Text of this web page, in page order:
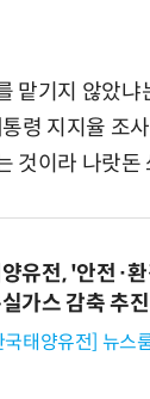
맡기지 않았
령 지지율 조
것이라 나랏
유전, '안전·
가스 감축 추진
국태양유전] 뉴스